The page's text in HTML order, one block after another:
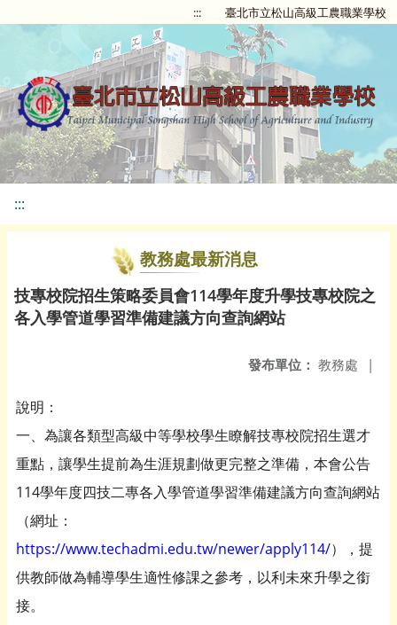
::: 臺北市立松山高級工農職業學校
:::
教務處最新消息
技專校院招生策略委員會114學年度升學技專校院之
各入學管道學習準備建議方向查詢網站
發布單位： 教務處 |
說明：
一、為讓各類型高級中等學校學生瞭解技專校院招生選才
重點，讓學生提前為生涯規劃做更完整之準備，本會公告
114學年度四技二專各入學管道學習準備建議方向查詢網站
（網址：
https://www.techadmi.edu.tw/newer/apply114/），提
供教師做為輔導學生適性修課之參考，以利未來升學之銜
接。